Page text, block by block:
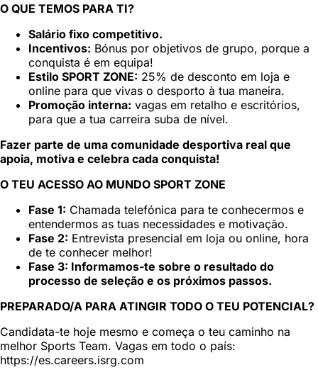
O QUE TEMOS PARA TI?
Salário fixo competitivo.
Incentivos: Bónus por objetivos de grupo, porque a
conquista é em equipa!
Estilo SPORT ZONE: 25% de desconto em loja e
online para que vivas o desporto à tua maneira.
Promoção interna: vagas em retalho e escritórios,
para que a tua carreira suba de nível.
Fazer parte de uma comunidade desportiva real que
apoia, motiva e celebra cada conquista!
O TEU ACESSO AO MUNDO SPORT ZONE
Fase 1: Chamada telefónica para te conhecermos e
entendermos as tuas necessidades e motivação.
Fase 2: Entrevista presencial em loja ou online, hora
de te conhecer melhor!
Fase 3: Informamos-te sobre o resultado do
processo de seleção e os próximos passos.
PREPARADO/A PARA ATINGIR TODO O TEU POTENCIAL?
Candidata-te hoje mesmo e começa o teu caminho na
melhor Sports Team. Vagas em todo o país:
https://es.careers.isrg.com